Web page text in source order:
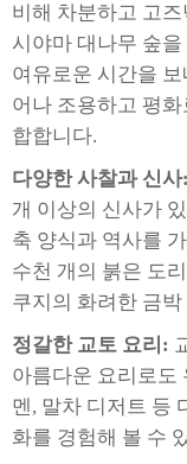
비해 차분하고 고
시야마 대나무 숲
여유로운 시간을
어나 조용하고 평
합합니다.
다양한 사찰과 신사:
개 이상의 신사가
축 양식과 역사를
수천 개의 붉은 도
쿠지의 화려한 금
정갈한 교토 요리:
아름다운 요리로도
멘, 말차 디저트 등
화를 경험해 볼 수